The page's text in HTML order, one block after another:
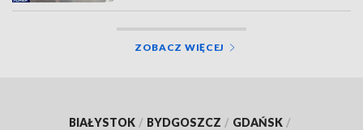
ZOBACZ WIĘCEJ
BIAŁYSTOK / BYDGOSZCZ / GDAŃSK /